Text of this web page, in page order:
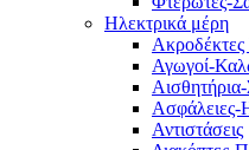
Ηλεκτρικά μέρη
Αγωγοί-
Ασφάλειες-
Αντιστάσεις